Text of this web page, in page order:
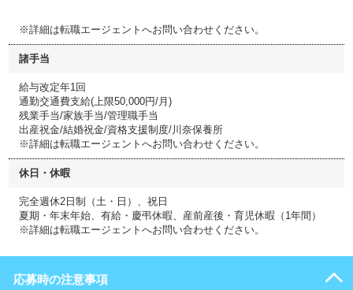
※詳細は転職エージェントへお問い合わせください。
諸手当
給与改定年1回
通勤交通費支給(上限50,000円/月)
残業手当/家族手当/管理職手当
出産祝金/結婚祝金/資格支援制度/川奈保養所
※詳細は転職エージェントへお問い合わせください。
休日・休暇
完全週休2日制（土・日）、祝日
夏期・年末年始、有給・慶弔休暇、産前産後・育児休暇（1年間）
※詳細は転職エージェントへお問い合わせください。
応募時の注意事項